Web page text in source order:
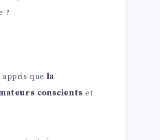
?
appris que la
conscients et